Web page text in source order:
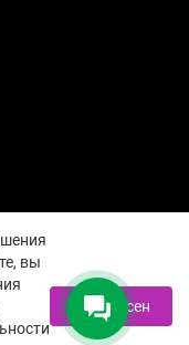
вы
Я согласен